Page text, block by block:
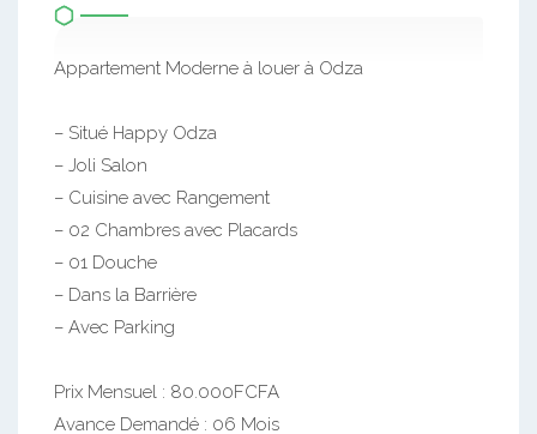
Appartement Moderne à louer à Odza
– Situé Happy Odza
– Joli Salon
– Cuisine avec Rangement
– 02 Chambres avec Placards
– 01 Douche
– Dans la Barrière
– Avec Parking
Prix Mensuel : 80.000FCFA
Avance Demandé : 06 Mois